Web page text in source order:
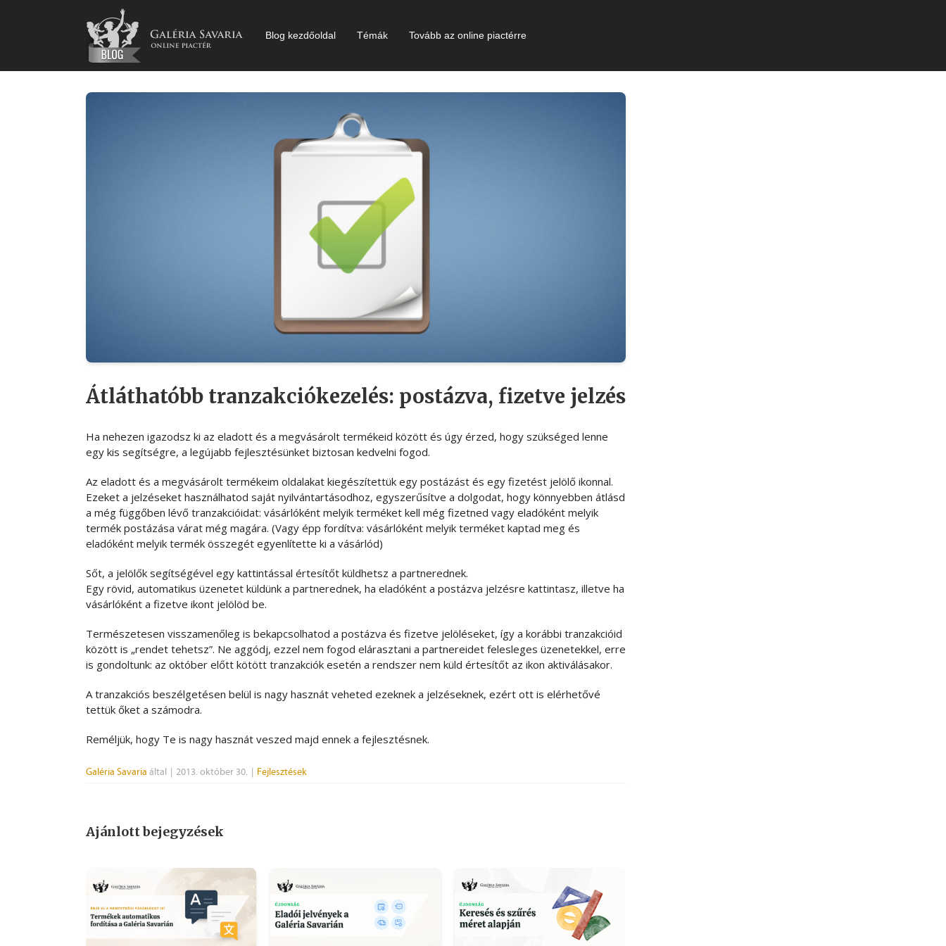
Blog kezdőoldal Témák Tovább az online piactérre
Átláthatóbb tranzakciókezelés: postázva, fizetve jelzés
Ha nehezen igazodsz ki az eladott és a megvásárolt termékeid között és úgy érzed, hogy szükséged lenne
egy kis segítségre, a legújabb fejlesztésünket biztosan kedvelni fogod.
Az eladott és a megvásárolt termékeim oldalakat kiegészítettük egy postázást és egy fizetést jelölő ikonnal.
Ezeket a jelzéseket használhatod saját nyilvántartásodhoz, egyszerűsítve a dolgodat, hogy könnyebben átlásd
a még függőben lévő tranzakcióidat: vásárlóként melyik terméket kell még fizetned vagy eladóként melyik
termék postázása várat még magára. (Vagy épp fordítva: vásárlóként melyik terméket kaptad meg és
eladóként melyik termék összegét egyenlítette ki a vásárlód)
Sőt, a jelölők segítségével egy kattintással értesítőt küldhetsz a partnerednek.
Egy rövid, automatikus üzenetet küldünk a partnerednek, ha eladóként a postázva jelzésre kattintasz, illetve ha
vásárlóként a fizetve ikont jelölöd be.
Természetesen visszamenőleg is bekapcsolhatod a postázva és fizetve jelöléseket, így a korábbi tranzakcióid
között is „rendet tehetsz”. Ne aggódj, ezzel nem fogod elárasztani a partnereidet felesleges üzenetekkel, erre
is gondoltunk: az október előtt kötött tranzakciók esetén a rendszer nem küld értesítőt az ikon aktiválásakor.
A tranzakciós beszélgetésen belül is nagy hasznát veheted ezeknek a jelzéseknek, ezért ott is elérhetővé
tettük őket a számodra.
Reméljük, hogy Te is nagy hasznát veszed majd ennek a fejlesztésnek.
Galéria Savaria által | 2013. október 30. | Fejlesztések
Ajánlott bejegyzések